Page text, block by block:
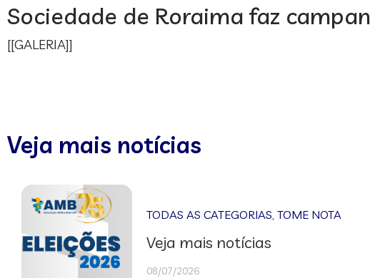
Sociedade de Roraima faz
[[GALERIA]]
Veja mais notícias
TODAS AS CATEGORIAS ,TOME NOTA
Veja mais notícias
08/07/2026